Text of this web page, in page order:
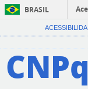
BRASIL
CNPq